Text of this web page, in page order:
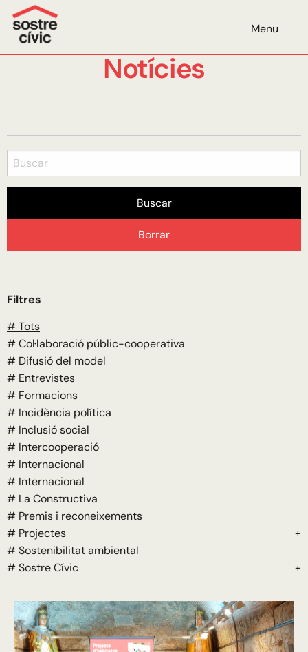
Menu
Notícies
Buscar
Borrar
Filtres
# Tots
# Col·laboració públic-cooperativa
# Difusió del model
# Entrevistes
# Formacions
# Incidència política
# Inclusió social
# Intercooperació
# Internacional
# Internacional
# La Constructiva
# Premis i reconeixements
# Projectes
+
# Sostenibilitat ambiental
# Sostre Cívic
+